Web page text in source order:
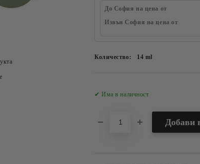
До София на цена от
Извън София на цена от
Количество: 14 ml
✔ Има в наличност